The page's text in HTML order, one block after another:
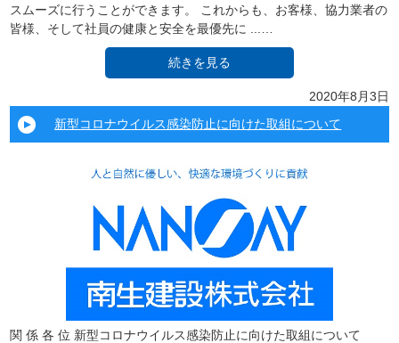
スムーズに行うことができます。 これからも、お客様、協力業者の
皆様、そして社員の健康と安全を最優先に ...…
続きを見る
2020年8月3日
新型コロナウイルス感染防止に向けた取組について
関 係 各 位 新型コロナウイルス感染防止に向けた取組について